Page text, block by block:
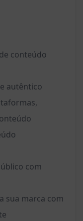
conteúdo
autêntico
com
sua marca com